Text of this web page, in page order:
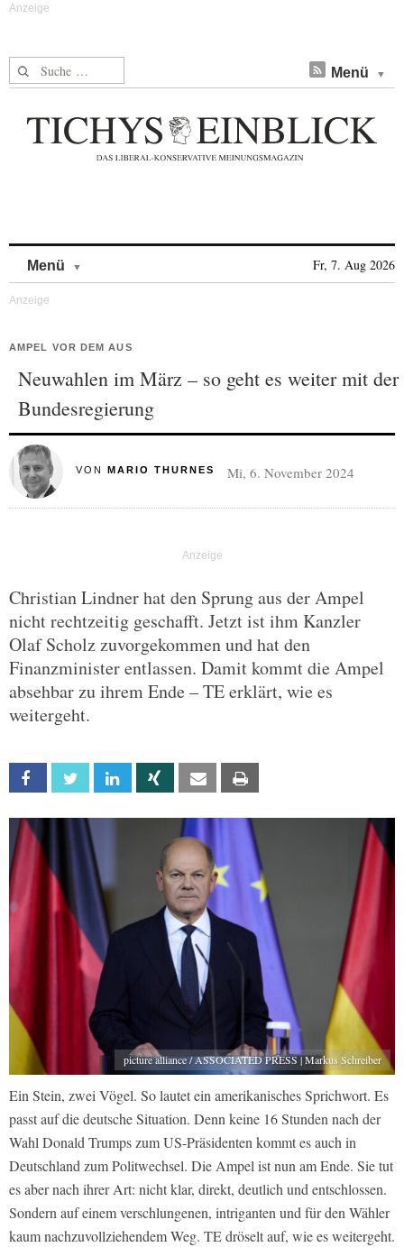
Suche nach: Menü
Menü Fr, 7. Aug 2026
AMPEL VOR DEM AUS
Neuwahlen im März – so geht es weiter mit der
Bundesregierung
VON MARIO THURNES Mi, 6. November 2024
Christian Lindner hat den Sprung aus der Ampel
nicht rechtzeitig geschafft. Jetzt ist ihm Kanzler
Olaf Scholz zuvorgekommen und hat den
Finanzminister entlassen. Damit kommt die Ampel
absehbar zu ihrem Ende – TE erklärt, wie es
weitergeht.
Facebook Twitter Linkedin Xing Email
picture alliance / ASSOCIATED PRESS | Markus Schreiber
Ein Stein, zwei Vögel. So lautet ein amerikanisches Sprichwort. Es
passt auf die deutsche Situation. Denn keine 16 Stunden nach der
Wahl Donald Trumps zum US-Präsidenten kommt es auch in
Deutschland zum Politwechsel. Die Ampel ist nun am Ende. Sie tut
es aber nach ihrer Art: nicht klar, direkt, deutlich und entschlossen.
Sondern auf einem verschlungenen, intriganten und für den Wähler
kaum nachzuvollziehendem Weg. TE dröselt auf, wie es weitergeht.